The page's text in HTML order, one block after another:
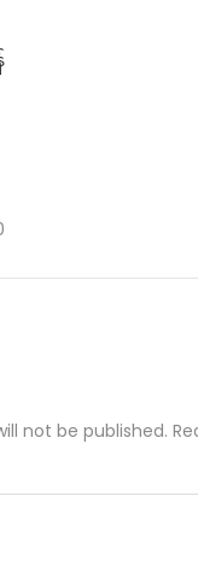
not be published.